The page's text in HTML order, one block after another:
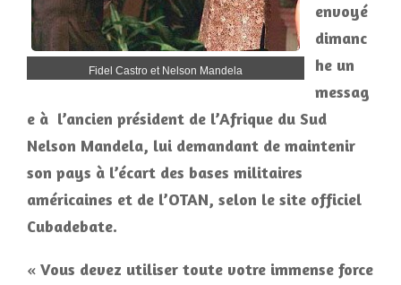
Fidel Castro et Nelson Mandela
envoyé
dimanc
he un
messag
e à l’ancien président de l’Afrique du Sud
Nelson Mandela, lui demandant de maintenir
son pays à l’écart des bases militaires
américaines et de l’OTAN, selon le site officiel
Cubadebate.
« Vous devez utiliser toute votre immense force